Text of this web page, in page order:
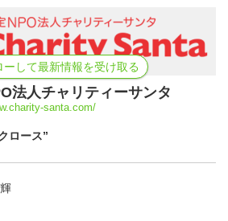
ーして最新情報を受け取る
法人チャリティーサンタ
santa.com/
ロース”